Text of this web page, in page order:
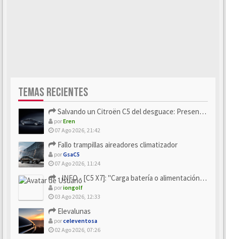
TEMAS RECIENTES
Salvando un Citroën C5 del desguace: Presentación y seguimiento
porEren
07 Ago 2026, 21:42
Fallo trampillas aireadores climatizador
porGsaC5
07 Ago 2026, 11:24
- INFO - [C5 X7]: "Carga batería o alimentación eléctri...
poriongolf
03 Ago 2026, 12:33
Elevalunas
porceleventosa
02 Ago 2026, 07:26